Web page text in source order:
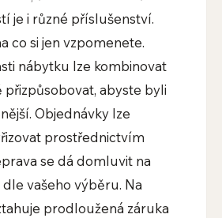
je i různé příslušenství.
co si jen vzpomenete.
nábytku lze kombinovat
přizpůsobovat, abyste byli
Objednávky lze
prostřednictvím
se dá domluvit na
vašeho výběru. Na
prodloužená záruka